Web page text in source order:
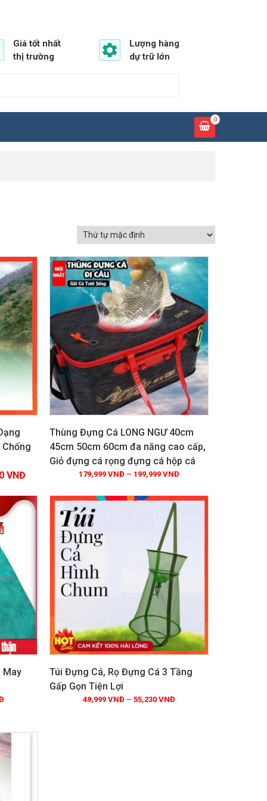
Giá tốt nhất
thị trường
Lượng hàng
dự trữ lớn
0
VNĐ
GIẢM GIÁ!
Xem chi tiết
Thùng Đựng Cá LONG NGƯ 40cm
45cm 50cm 60cm đa năng cao cấp,
Giỏ đựng cá rọng đựng cá hộp cá
179,999 VNĐ – 199,999 VNĐ
May
Xem chi tiết
Túi Đựng Cá, Rọ Đựng Cá 3 Tầng
Gấp Gọn Tiện Lợi
49,999 VNĐ – 55,230 VNĐ